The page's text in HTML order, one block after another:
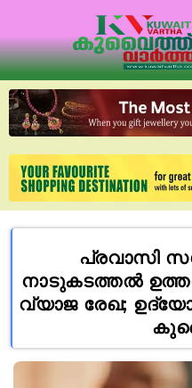
പ്രവാസി
നാടുകടത്തൽ
വ്യാജ രേഖ;